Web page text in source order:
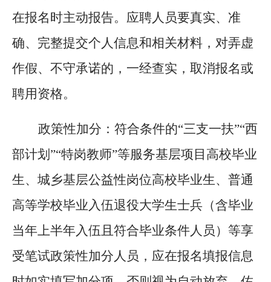
在报名时主动报告。应聘人员要真实、准
确、完整提交个人信息和相关材料，对弄虚
作假、不守承诺的，一经查实，取消报名或
聘用资格。
政策性加分：符合条件的“三支一扶”“西
部计划”“特岗教师”等服务基层项目高校毕业
生、城乡基层公益性岗位高校毕业生、普通
高等学校毕业入伍退役大学生士兵（含毕业
当年上半年入伍且符合毕业条件人员）等享
受笔试政策性加分人员，应在报名填报信息